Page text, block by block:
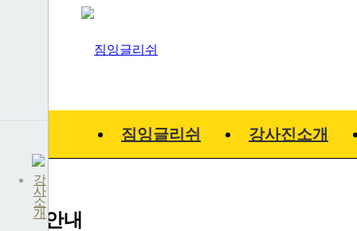
짐잉글리쉬 강사진소개
강
사
소
개
교재안내